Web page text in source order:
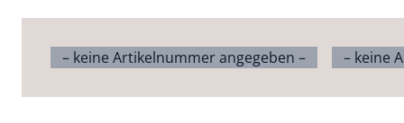
– keine Artikelnummer angegeben – – keine